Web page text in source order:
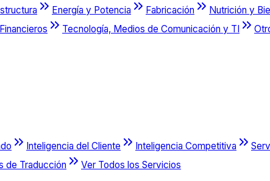
Energía y Potencia Fabricación Nutrición y
Tecnología, Medios de Comunicación y TI
Inteligencia del Cliente Inteligencia Competitiva
de Traducción Ver Todos los Servicios